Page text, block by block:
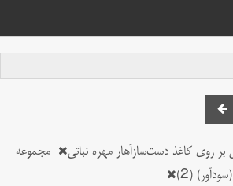
روی کاغذ دست‌سازآهار مهره نباتی
مجموعه
(2)